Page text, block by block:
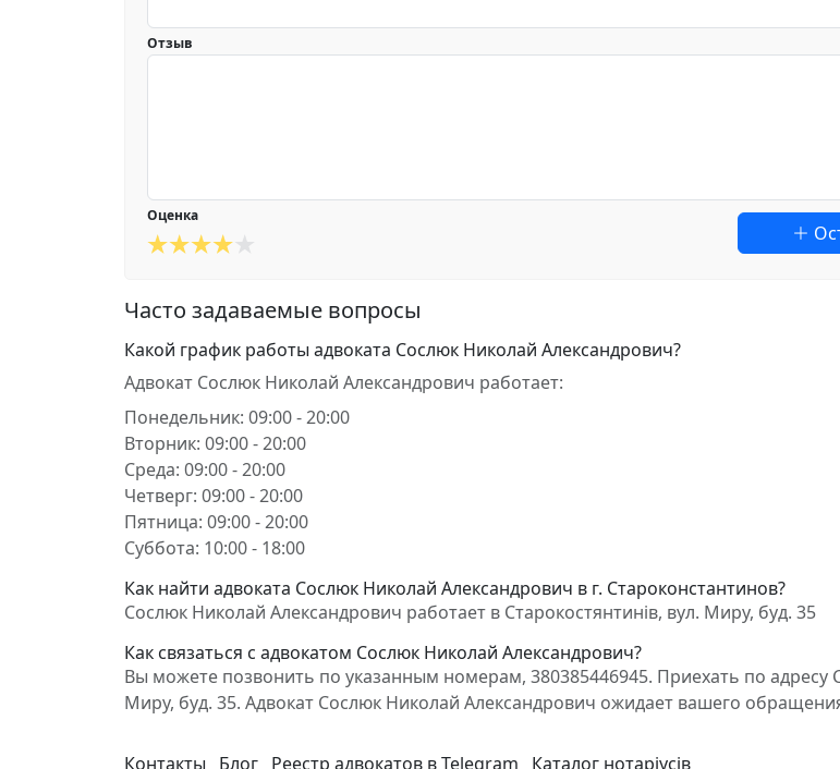
Отзыв
Оценка
Часто задаваемые вопросы
Какой график работы адвоката Сослюк Николай Александрович?
Адвокат Сослюк Николай Александрович работает:
Понедельник: 09:00 - 20:00
Вторник: 09:00 - 20:00
Среда: 09:00 - 20:00
Четверг: 09:00 - 20:00
Пятница: 09:00 - 20:00
Суббота: 10:00 - 18:00
Как найти адвоката Сослюк Николай Александрович в г. Староконстантинов?
Сослюк Николай Александрович работает в Старокостянтинів, вул. Миру, буд. 35
Как связаться с адвокатом Сослюк Николай Александрович?
Вы можете позвонить по указанным номерам, 380385446945. Приехать по адресу
Миру, буд. 35. Адвокат Сослюк Николай Александрович ожидает вашего
Контакты Блог Реестр адвокатов в Telegram Каталог нотаріусів